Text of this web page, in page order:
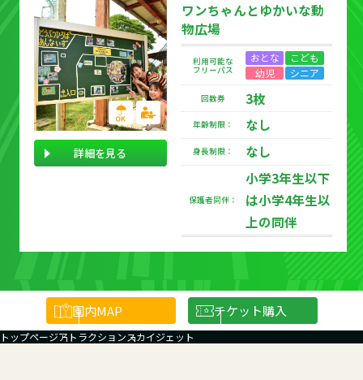
ワンちゃんとゆかいな動
物広場
利用可能な
フリーパス
おとな
こども
幼児
シニア
回数券 3枚
年齢制限： なし
身長制限： なし
保護者同伴：
小学3年生以下
は小学4年生以
上の同伴
詳細を見る
園内MAP チケット購入
トップページアトラクションスカイジェット